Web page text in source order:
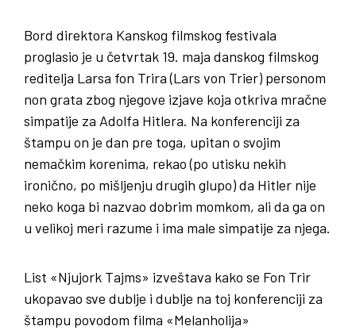
Bord direktora Kanskog filmskog festivala
proglasio je u četvrtak 19. maja danskog filmskog
reditelja Larsa fon Trira (Lars von Trier) personom
non grata zbog njegove izjave koja otkriva mračne
simpatije za Adolfa Hitlera. Na konferenciji za
štampu on je dan pre toga, upitan o svojim
nemačkim korenima, rekao (po utisku nekih
ironično, po mišljenju drugih glupo) da Hitler nije
neko koga bi nazvao dobrim momkom, ali da ga on
u velikoj meri razume i ima male simpatije za njega.
List «Njujork Tajms» izveštava kako se Fon Trir
ukopavao sve dublje i dublje na toj konferenciji za
štampu povodom filma «Melanholija»